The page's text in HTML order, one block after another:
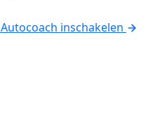
Autocoach inschakelen